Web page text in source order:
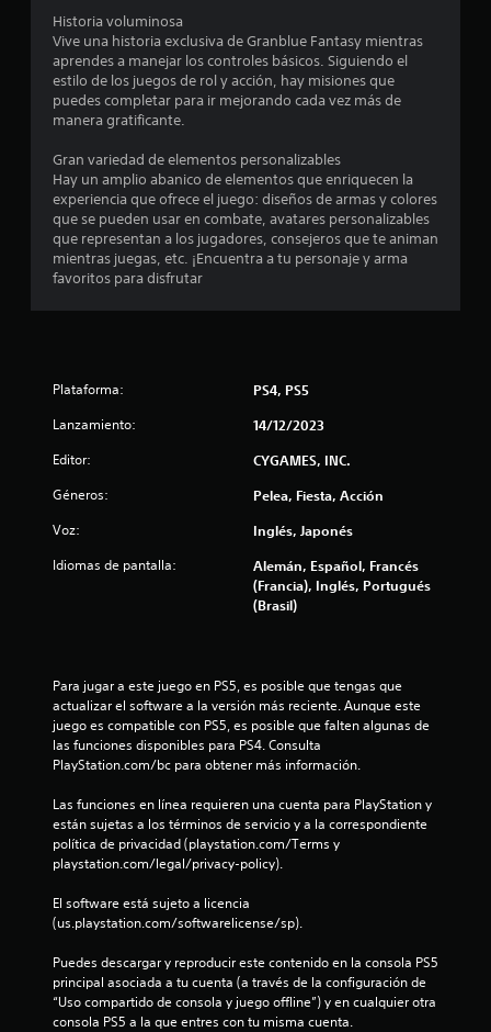
n
u
t
o
t
a
5
l
f
i
c
i
Historia voluminosa
Vive una historia exclusiva de Granblue Fantasy mientras
aprendes a manejar los controles básicos. Siguiendo el
estilo de los juegos de rol y acción, hay misiones que
puedes completar para ir mejorando cada vez más de
manera gratificante.
Gran variedad de elementos personalizables
Hay un amplio abanico de elementos que enriquecen la
experiencia que ofrece el juego: diseños de armas y colores
que se pueden usar en combate, avatares personalizables
que representan a los jugadores, consejeros que te animan
mientras juegas, etc. ¡Encuentra a tu personaje y arma
favoritos para disfrutar
Plataforma: PS4, PS5
Lanzamiento: 14/12/2023
Editor: CYGAMES, INC.
Géneros: Pelea, Fiesta, Acción
Voz: Inglés, Japonés
Idiomas de pantalla:
Alemán, Español, Francés
(Francia), Inglés, Portugués
(Brasil)
Para jugar a este juego en PS5, es posible que tengas que
actualizar el software a la versión más reciente. Aunque este
juego es compatible con PS5, es posible que falten algunas de
las funciones disponibles para PS4. Consulta
PlayStation.com/bc para obtener más información.
Las funciones en línea requieren una cuenta para PlayStation y
están sujetas a los términos de servicio y a la correspondiente
política de privacidad (playstation.com/Terms y
playstation.com/legal/privacy-policy).
El software está sujeto a licencia
(us.playstation.com/softwarelicense/sp).
Puedes descargar y reproducir este contenido en la consola PS5
principal asociada a tu cuenta (a través de la configuración de
“Uso compartido de consola y juego offline”) y en cualquier otra
consola PS5 a la que entres con tu misma cuenta.